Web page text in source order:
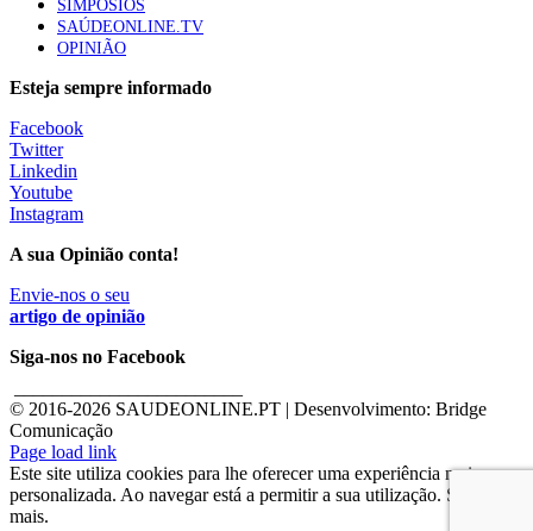
SIMPÓSIOS
SAÚDEONLINE.TV
OPINIÃO
Esteja sempre informado
Facebook
Twitter
Linkedin
Youtube
Instagram
A sua Opinião conta!
Envie-nos o seu
artigo de opinião
Siga-nos no Facebook
© 2016-2026 SAUDEONLINE.PT | Desenvolvimento: Bridge
Comunicação
Page load link
Este site utiliza cookies para lhe oferecer uma experiência mais
personalizada. Ao navegar está a permitir a sua utilização. Saber
mais.